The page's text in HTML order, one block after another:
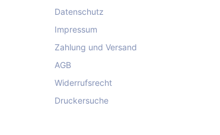
Datenschutz
Impressum
Zahlung und Versand
AGB
Widerrufsrecht
Druckersuche